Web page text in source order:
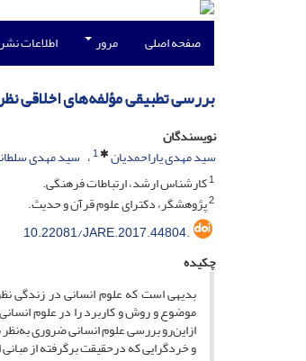
صفحه اصلی مرور اطلاعات
بررسی تطبیقی مؤلفه‌های اخلاقی
نویسندگان
سید مهدی یاراحمدیان
1 سید مهدی
1کارشناس ارشد، ارتباطات فرهنگی.
2پژوهشگر، دکترای علوم قرآن و حدیث.
10.22081/JARE.2017.44804.
چکیده
بدیهی است که علوم انسانی در زندگی
موضوع و روش و کاربرد را در علوم
ازاین‌رو بررسی علوم انسانی ضروری
و خردگرایی که درحقیقت برگرفته از